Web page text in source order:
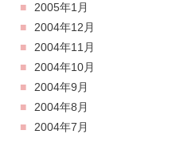
2005年1月
2004年12月
2004年11月
2004年10月
2004年9月
2004年8月
2004年7月